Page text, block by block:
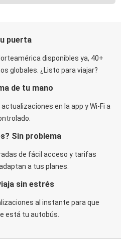
puerta
disponibles ya, 40+
globales. ¿Listo para viajar?
de tu mano
en la app y Wi-Fi a
Sin problema
de fácil acceso y tarifas
a tus planes.
sin estrés
al instante para que
está tu autobús.